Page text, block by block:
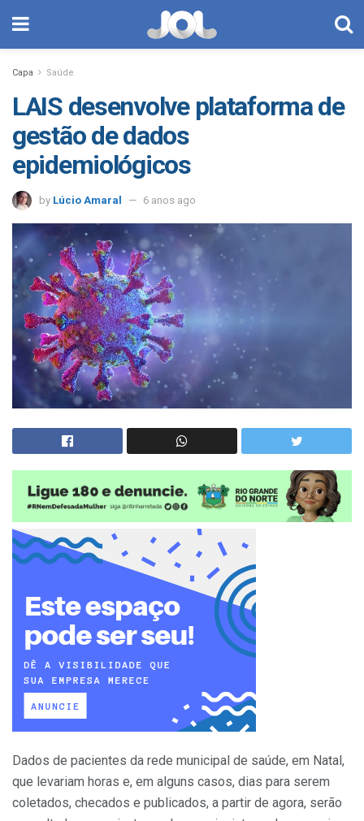
Capa Saúde
LAIS desenvolve plataforma de
gestão de dados
epidemiológicos
by Lúcio Amaral 6 anos ago
Dados de pacientes da rede municipal de saúde, em Natal,
que levariam horas e, em alguns casos, dias para serem
coletados, checados e publicados, a partir de agora, serão